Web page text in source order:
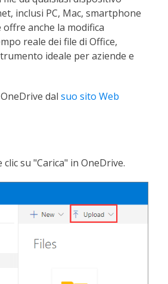
inclusi PC, Mac, smartphone
anche la modifica
reale dei file di Office,
ideale per aziende e
dalsuo sito Web
clic su "Carica" in OneDrive.